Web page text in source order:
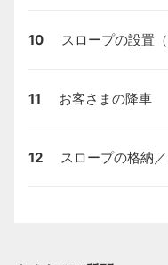
10 スロープの設置（
11 お客さまの降車
12 スロープの格納